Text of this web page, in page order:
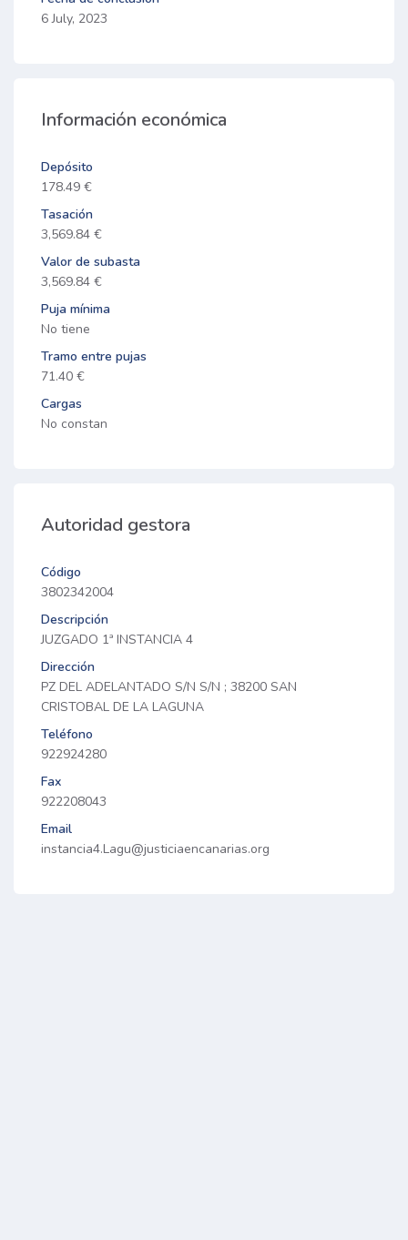
6 July, 2023
Información económica
Depósito
178.49 €
Tasación
3,569.84 €
Valor de subasta
3,569.84 €
Puja mínima
No tiene
Tramo entre pujas
71.40 €
Cargas
No constan
Autoridad gestora
Código
3802342004
Descripción
JUZGADO 1ª INSTANCIA 4
Dirección
PZ DEL ADELANTADO S/N S/N ; 38200 SAN
CRISTOBAL DE LA LAGUNA
Teléfono
922924280
Fax
922208043
Email
instancia4.Lagu@justiciaencanarias.org